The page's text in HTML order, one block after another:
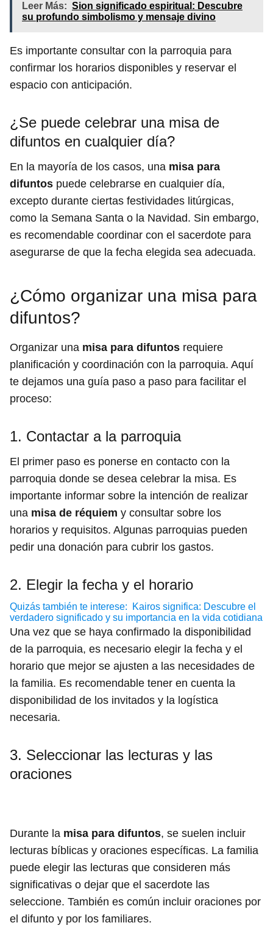
Leer Más: Sion significado espiritual: Descubre
su profundo simbolismo y mensaje divino
Es importante consultar con la parroquia para
confirmar los horarios disponibles y reservar el
espacio con anticipación.
¿Se puede celebrar una misa de
difuntos en cualquier día?
En la mayoría de los casos, una misa para
difuntos puede celebrarse en cualquier día,
excepto durante ciertas festividades litúrgicas,
como la Semana Santa o la Navidad. Sin embargo,
es recomendable coordinar con el sacerdote para
asegurarse de que la fecha elegida sea adecuada.
¿Cómo organizar una misa para
difuntos?
Organizar una misa para difuntos requiere
planificación y coordinación con la parroquia. Aquí
te dejamos una guía paso a paso para facilitar el
proceso:
1. Contactar a la parroquia
El primer paso es ponerse en contacto con la
parroquia donde se desea celebrar la misa. Es
importante informar sobre la intención de realizar
una misa de réquiem y consultar sobre los
horarios y requisitos. Algunas parroquias pueden
pedir una donación para cubrir los gastos.
2. Elegir la fecha y el horario
Quizás también te interese:
Kairos significa: Descubre el
verdadero significado y su importancia en la vida cotidiana
Una vez que se haya confirmado la disponibilidad
de la parroquia, es necesario elegir la fecha y el
horario que mejor se ajusten a las necesidades de
la familia. Es recomendable tener en cuenta la
disponibilidad de los invitados y la logística
necesaria.
3. Seleccionar las lecturas y las
oraciones
Durante la misa para difuntos, se suelen incluir
lecturas bíblicas y oraciones específicas. La familia
puede elegir las lecturas que consideren más
significativas o dejar que el sacerdote las
seleccione. También es común incluir oraciones por
el difunto y por los familiares.